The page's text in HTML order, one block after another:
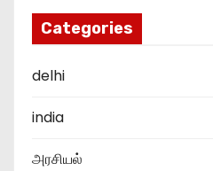
Categories
delhi
india
அரசியல்